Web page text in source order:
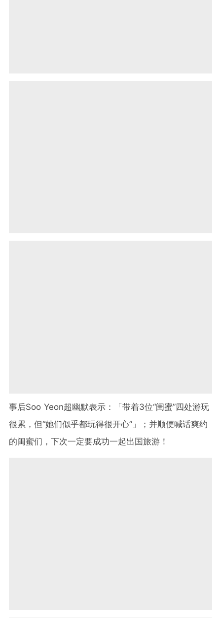
事后Soo Yeon超幽默表示：「带着3位“闺蜜”四处游玩
很累，但“她们似乎都玩得很开心”」；并顺便喊话爽约
的闺蜜们，下次一定要成功一起出国旅游！